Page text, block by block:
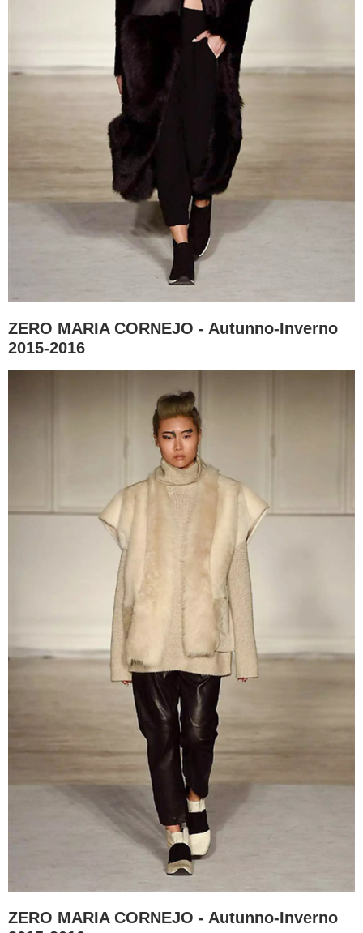
ZERO MARIA CORNEJO - Autunno-Inverno
2015-2016
ZERO MARIA CORNEJO - Autunno-Inverno